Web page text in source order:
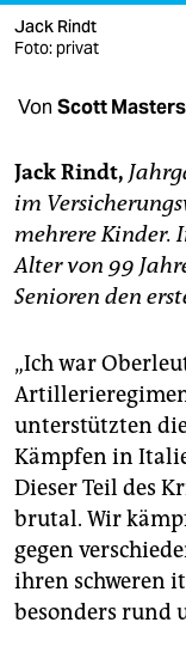
verlag
veranstaltungen
fragen & hilfe
unterstützen
abo
epaper login
Jack Rindt
Foto: privat
Von Scott Masters
Jack Rindt,
im
mehrere Kinder.
Alter von 99
Senioren den
„Ich war
unterstützten
Kämpfen in
Dieser Teil des
brutal. Wir
gegen
ihren schweren
besonders rund